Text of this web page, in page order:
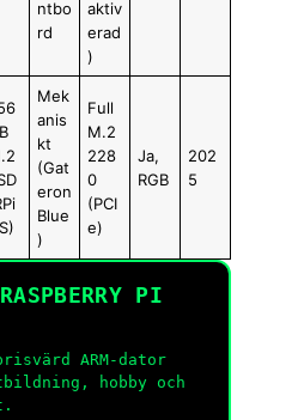
ntbo
rd
aktiv
erad
)
Mek
anis
kt
(Gat
eron
Blue
)
Full
M.2
228
0
(PCI
e)
Ja,
RGB
202
5
PI
ARM-dator
hobby och